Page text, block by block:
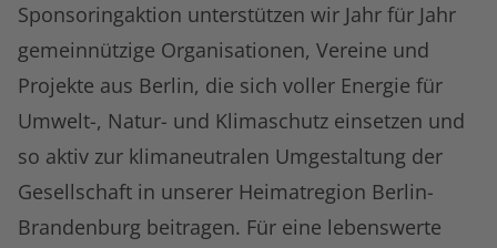
Sponsoringaktion unterstützen wir Jahr für Jahr
gemeinnützige Organisationen, Vereine und
Projekte aus Berlin, die sich voller Energie für
Umwelt-, Natur- und Klimaschutz einsetzen und
so aktiv zur klimaneutralen Umgestaltung der
Gesellschaft in unserer Heimatregion Berlin-
Brandenburg beitragen. Für eine lebenswerte